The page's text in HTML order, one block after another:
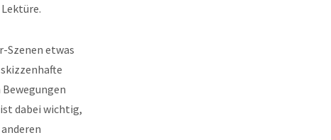
Szenen etwas
dabei wichtig,